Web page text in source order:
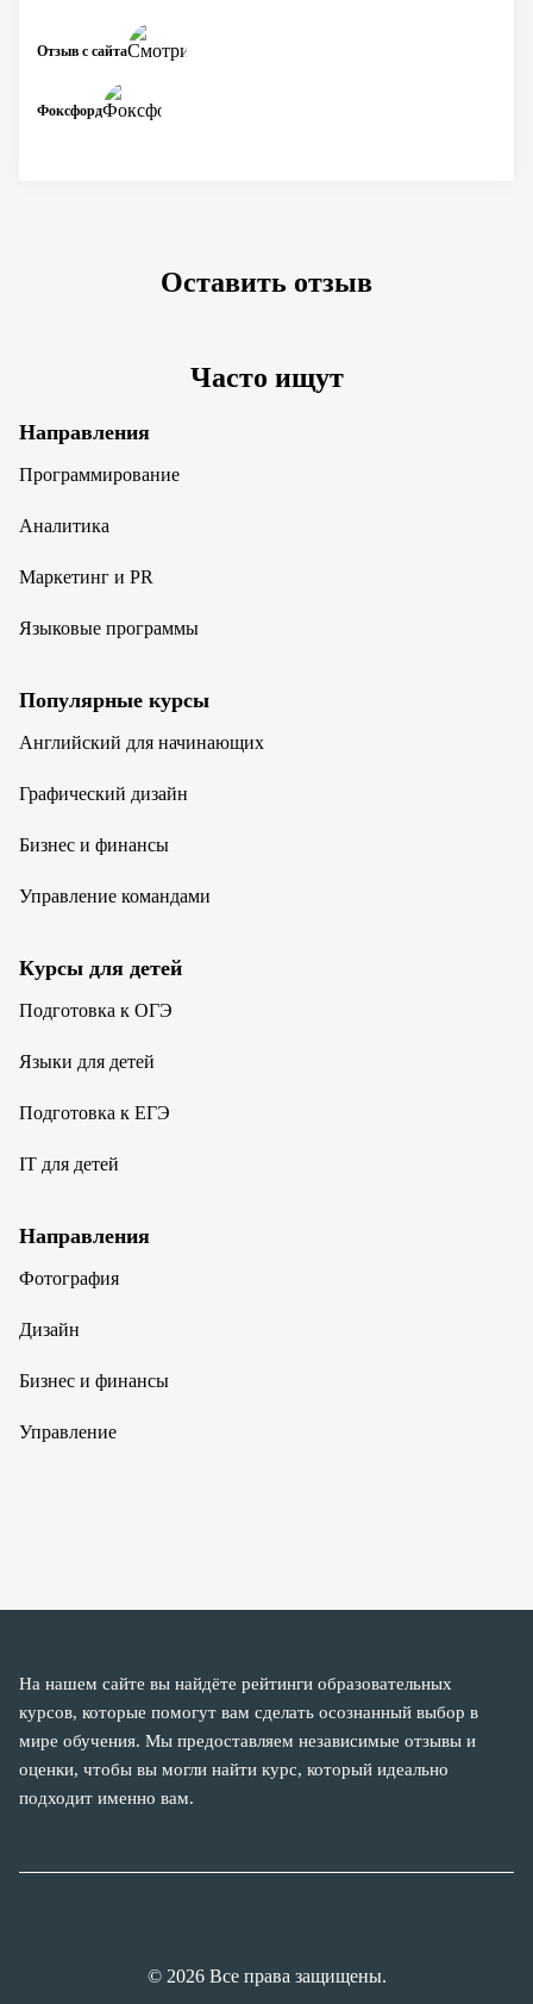
Фоксфорд
Отзыв с сайта
Оставить отзыв
Часто ищут
Направления
Программирование
Аналитика
Маркетинг и PR
Языковые программы
Популярные курсы
Английский для начинающих
Графический дизайн
Бизнес и финансы
Управление командами
Курсы для детей
Подготовка к ОГЭ
Языки для детей
Подготовка к ЕГЭ
IT для детей
Направления
Фотография
Дизайн
Бизнес и финансы
Управление
На нашем сайте вы найдёте рейтинги образовательных
курсов, которые помогут вам сделать осознанный выбор в
мире обучения. Мы предоставляем независимые отзывы и
оценки, чтобы вы могли найти курс, который идеально
подходит именно вам.
© 2026 Все права защищены.